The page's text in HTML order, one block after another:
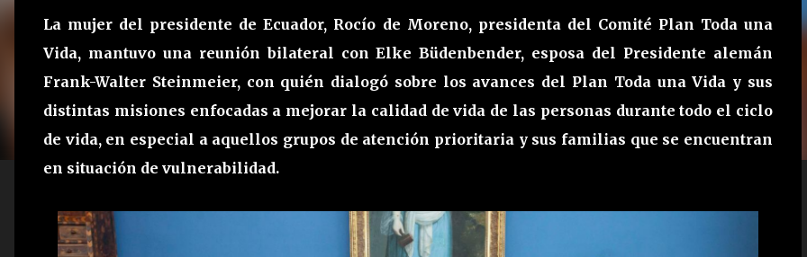
La mujer del presidente de Ecuador, Rocío de Moreno, presidenta del Comité Plan Toda una
Vida, mantuvo una reunión bilateral con Elke Büdenbender, esposa del Presidente alemán
Frank-Walter Steinmeier, con quién dialogó sobre los avances del Plan Toda una Vida y sus
distintas misiones enfocadas a mejorar la calidad de vida de las personas durante todo el ciclo
de vida, en especial a aquellos grupos de atención prioritaria y sus familias que se encuentran
en situación de vulnerabilidad.